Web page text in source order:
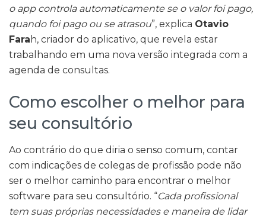
o app controla automaticamente se o valor foi pago,
quando foi pago ou se atrasou”, explica Otavio
Fara h, criador do aplicativo, que revela estar
trabalhando em uma nova versão integrada com a
agenda de consultas.
Como escolher o melhor para
seu consultório
Ao contrário do que diria o senso comum, contar
com indicações de colegas de profissão pode não
ser o melhor caminho para encontrar o melhor
software para seu consultório. “Cada profissional
tem suas próprias necessidades e maneira de lidar